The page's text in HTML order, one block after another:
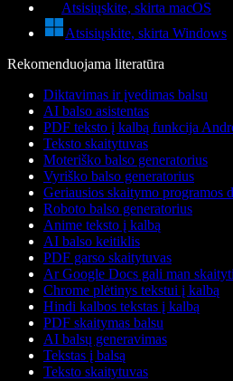
Atsisiųskite, skirta macOS
Atsisiųskite, skirta Windows
Rekomenduojama literatūra
Diktavimas ir įvedimas balsu
AI balso asistentas
PDF teksto į kalbą funkcija
Teksto skaitytuvas
Moteriško balso generatorius
Vyriško balso generatorius
Geriausios skaitymo programos
Roboto balso generatorius
Anime teksto į kalbą
AI balso keitiklis
PDF garso skaitytuvas
Ar Google Docs gali man
Chrome plėtinys tekstui į kalbą
Hindi kalbos tekstas į kalbą
PDF skaitymas balsu
AI balsų generavimas
Tekstas į balsą
Teksto skaitytuvas